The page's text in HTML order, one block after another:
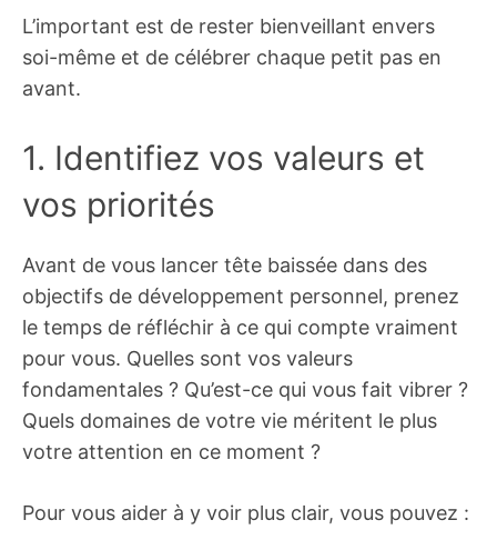
L’important est de rester bienveillant envers
soi-même et de célébrer chaque petit pas en
avant.
1. Identifiez vos valeurs et
vos priorités
Avant de vous lancer tête baissée dans des
objectifs de développement personnel, prenez
le temps de réfléchir à ce qui compte vraiment
pour vous. Quelles sont vos valeurs
fondamentales ? Qu’est-ce qui vous fait vibrer ?
Quels domaines de votre vie méritent le plus
votre attention en ce moment ?
Pour vous aider à y voir plus clair, vous pouvez :